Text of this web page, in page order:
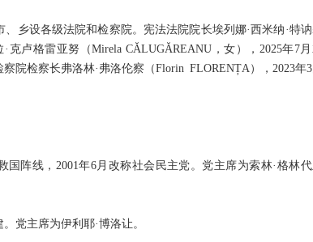
乡设各级法院和检察院。宪法法院院长埃列娜·西米纳·特
克卢格雷亚努（Mirela CĂLUGĂREANU，女），2025年7
院检察长弗洛林·弗洛伦察（Florin FLORENȚA），2023年3
国阵线，2001年6月改称社会民主党。党主席为索林·格林代
党主席为伊利耶·博洛让。